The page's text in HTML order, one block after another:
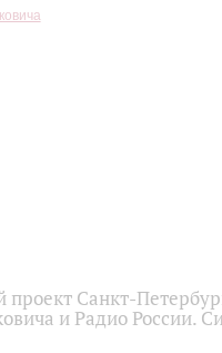
проект Санкт-
и Радио России.